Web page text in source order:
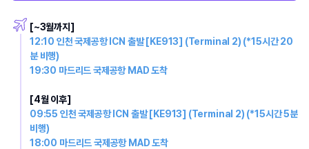
[~3월까지]
12:10 인천 국제공항 ICN 출발 [KE913] (Terminal 2) (*15시간 20
분 비행)
19:30 마드리드 국제공항 MAD 도착
[4월 이후]
09:55 인천 국제공항 ICN 출발 [KE913] (Terminal 2) (*15시간 5분
비행)
18:00 마드리드 국제공항 MAD 도착